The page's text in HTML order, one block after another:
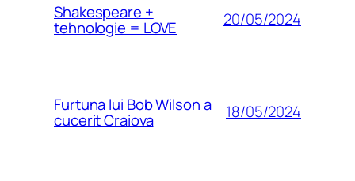
Shakespeare +
tehnologie = LOVE 20/05/2024
Furtuna lui Bob Wilson a
cucerit Craiova 18/05/2024